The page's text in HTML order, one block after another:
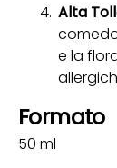
Alta
e la
Formato
50 ml